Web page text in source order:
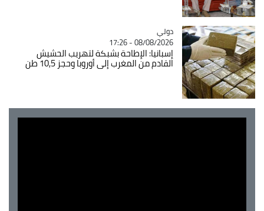
Catégorie
دولي
08/08/2026 - 17:26
إسبانيا: الإطاحة بشبكة لتهريب الحشيش
القادم من المغرب إلى أوروبا وحجز 10,5 طن